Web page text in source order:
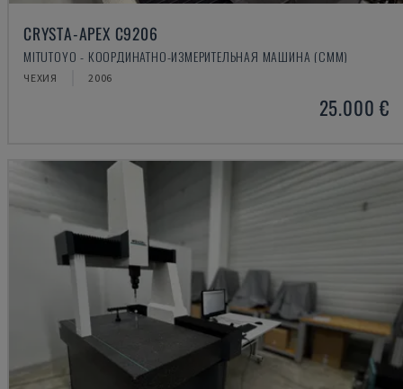
CRYSTA-APEX C9206
MITUTOYO - КООРДИНАТНО-ИЗМЕРИТЕЛЬНАЯ МАШИНА (CMM)
ЧЕХИЯ 2006
25.000 €